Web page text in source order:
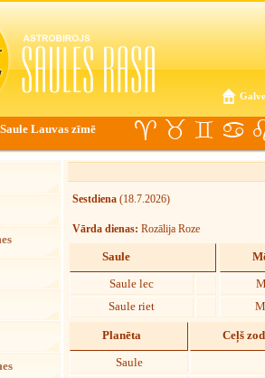
Saule Lauvas zīmē
Sestdiena (18.7.2026)
Vārda dienas: Rozālija Roze
Saule
Saule lec
Saule riet
Planēta Ceļš
Saule